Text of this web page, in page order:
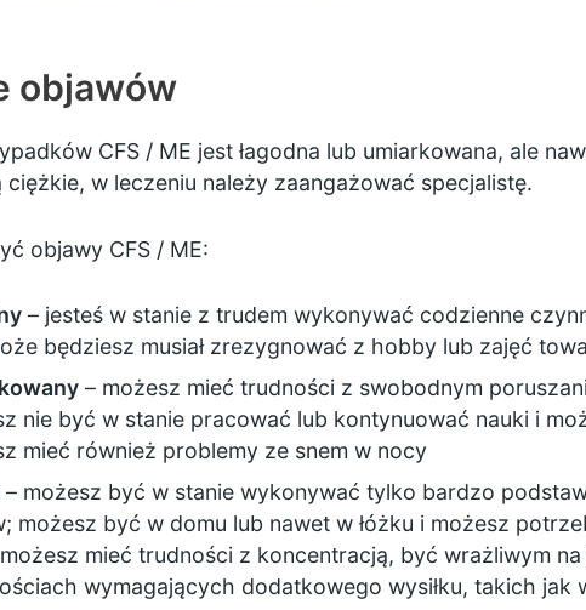
objawów
CFS / ME jest łagodna lub umiarkowana, ale
ciężkie, w leczeniu należy zaangażować specjalistę.
objawy CFS / ME:
– jesteś w stanie z trudem wykonywać codzienne
będziesz musiał zrezygnować z hobby lub zajęć
– możesz mieć trudności z swobodnym
nie być w stanie pracować lub kontynuować nauki i
mieć również problemy ze snem w nocy
– możesz być w stanie wykonywać tylko bardzo
możesz być w domu lub nawet w łóżku i możesz
mieć trudności z koncentracją, być wrażliwym na
wymagających dodatkowego wysiłku, takich jak